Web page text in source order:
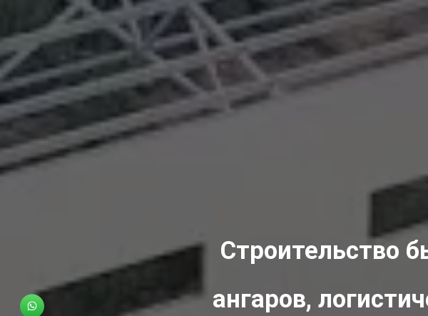
Строительство
ангаров,